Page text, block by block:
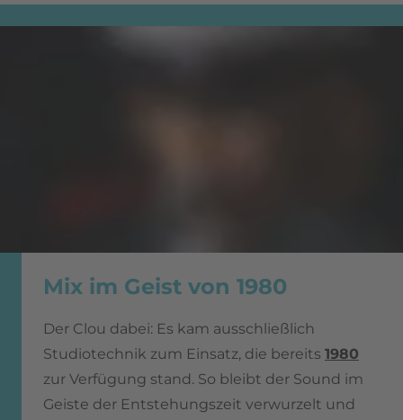
Mix im Geist von 1980
Der Clou dabei: Es kam ausschließlich
Studiotechnik zum Einsatz, die bereits 1980
zur Verfügung stand. So bleibt der Sound im
Geiste der Entstehungszeit verwurzelt und